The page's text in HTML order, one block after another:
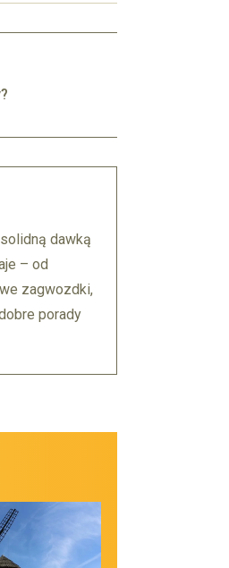
dawką
– od
zagwozdki,
porady